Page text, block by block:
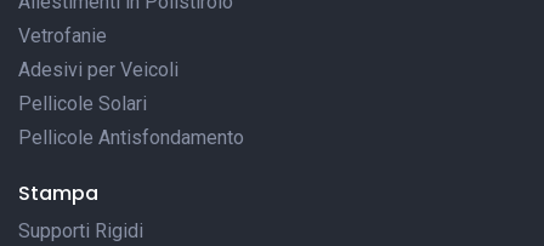
Vetrofanie
Adesivi per Veicoli
Pellicole Solari
Pellicole Antisfondamento
Stampa
Supporti Rigidi